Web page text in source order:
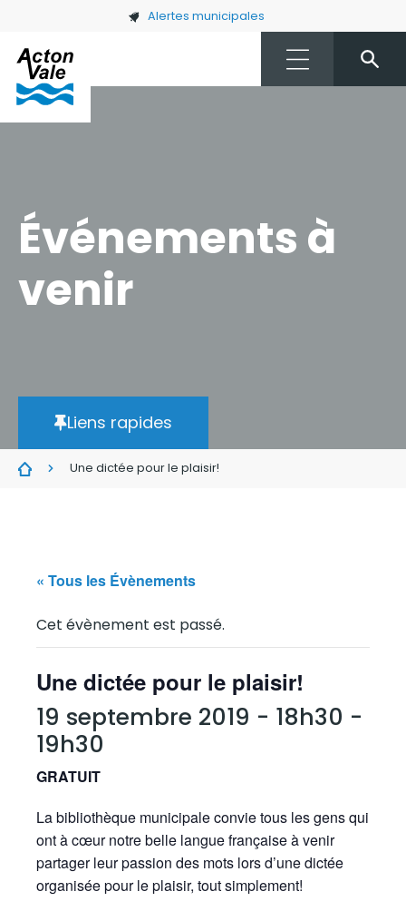
Skip to main content Alertes municipales
Événements à
venir
Liens rapides
Une dictée pour le plaisir!
« Tous les Évènements
Cet évènement est passé.
Une dictée pour le plaisir!
19 septembre 2019 - 18h30 -
19h30
GRATUIT
La bibliothèque municipale convie tous les gens qui
ont à cœur notre belle langue française à venir
partager leur passion des mots lors d’une dictée
organisée pour le plaisir, tout simplement!